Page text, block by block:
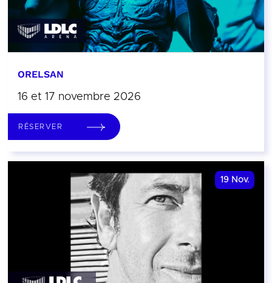
ORELSAN
16 et 17 novembre 2026
RÉSERVER
19 Nov.